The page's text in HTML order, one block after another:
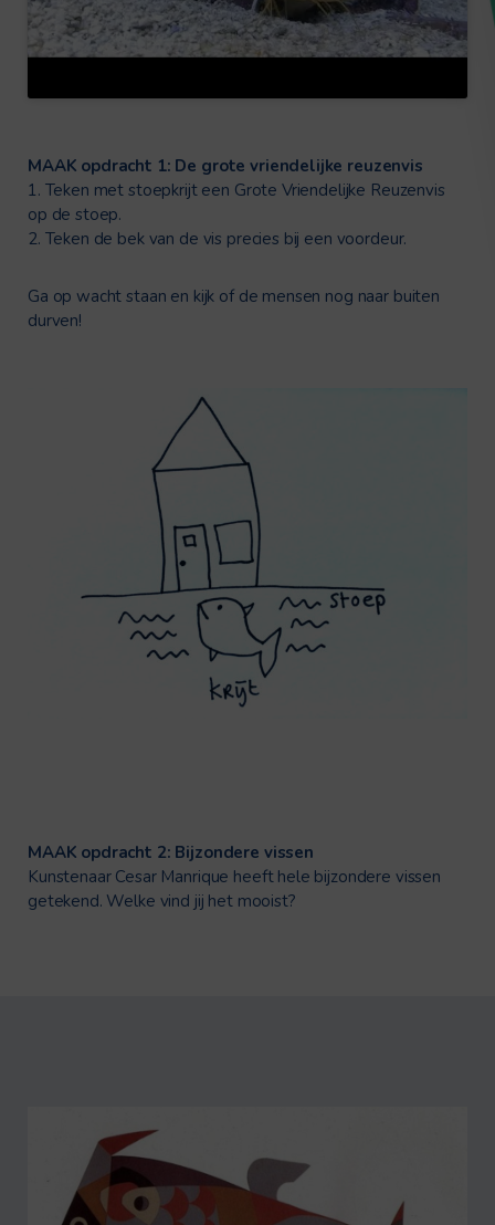
MAAK opdracht 1: De grote vriendelijke reuzenvis
1. Teken met stoepkrijt een Grote Vriendelijke Reuzenvis
op de stoep.
2. Teken de bek van de vis precies bij een voordeur.
Ga op wacht staan en kijk of de mensen nog naar buiten
durven!
MAAK opdracht 2: Bijzondere vissen
Kunstenaar Cesar Manrique heeft hele bijzondere vissen
getekend. Welke vind jij het mooist?